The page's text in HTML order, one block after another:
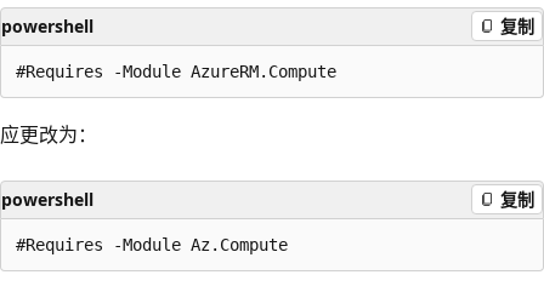
powershell 复制
应更改为：
powershell 复制